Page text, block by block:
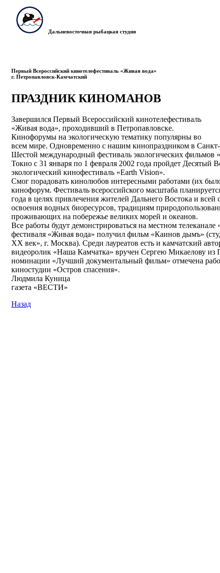
Дальневосточная рыбацкая студия
Первый Всероссийский кинотелефестиваль «Живая вода»
г. Петропавловск-Камчатский
ПРАЗДНИК КИНОМАНОВ
Завершился Первый Всероссийский кинотелефестиваль
«Живая вода», проходивший в Петропавловске.
Кинофорумы на экологическую тематику популярны во
всем мире. Одновременно с нашим кинопраздником в Санкт-
Шестой международный фестиваль экологических фильмов
Токио с 31 января по 1 февраля 2002 года пройдет Десятый
экологический кинофестиваль «Earth Vision».
Смог порадовать кинолюбов интересными работами (их
кинофорум. Фестиваль всероссийского масштаба
года в целях привлечения жителей Дальнего Востока и всей
освоения водных биоресурсов, традициям
проживающих на побережье великих морей и океанов.
Все работы будут демонстрироваться на местном
фестиваля «Живая вода» получил фильм «Каинов дымъ»
XX век», г. Москва). Среди лауреатов есть и камчатский
видеоролик «Наша Камчатка» вручен Сергею Микаелову из
номинации «Лучший документальный фильм» отмечена
киностудии «Остров спасения».
Людмила Куница
газета «ВЕСТИ»
Назад